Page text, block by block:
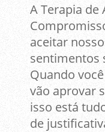
A Terapia de
aceitar
sentimentos
Quando
vão aprovar
isso está
de